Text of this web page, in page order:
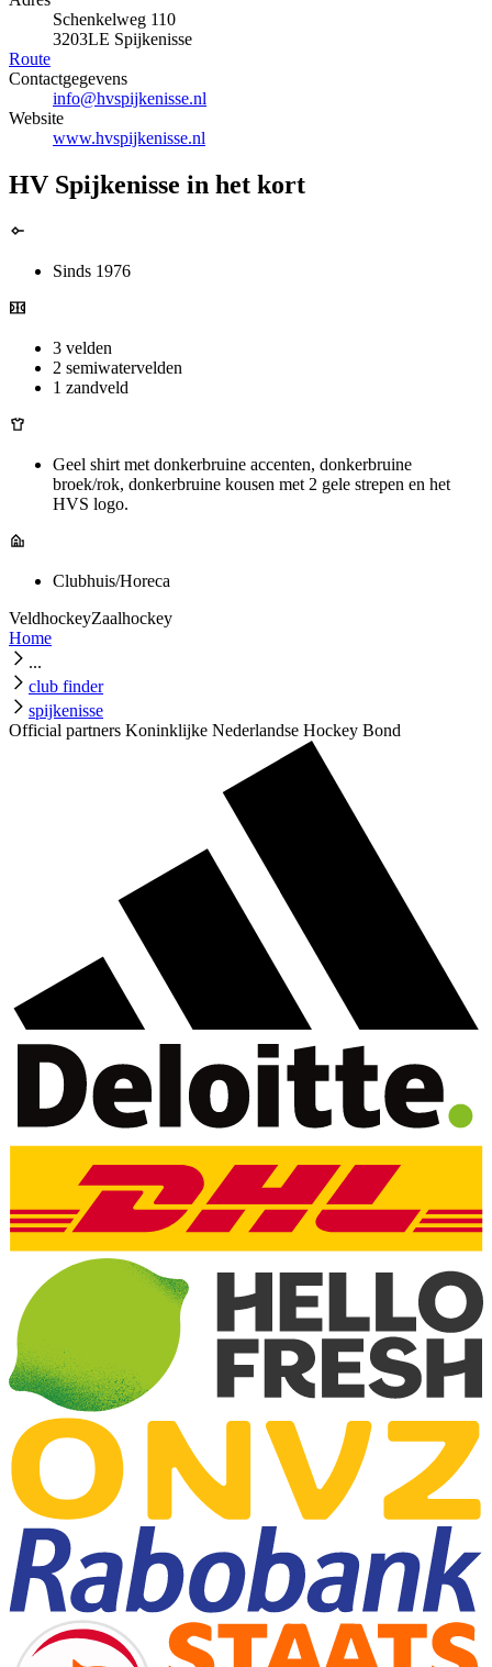
Schenkelweg 110
3203LE Spijkenisse
Route
Contactgegevens
info@hvspijkenisse.nl
Website
www.hvspijkenisse.nl
HV Spijkenisse in het kort
Sinds 1976
3 velden
2 semiwatervelden
1 zandveld
Geel shirt met donkerbruine accenten, donkerbruine
broek/rok, donkerbruine kousen met 2 gele strepen en het
HVS logo.
Clubhuis/Horeca
VeldhockeyZaalhockey
Home
...
club finder
spijkenisse
Official partners Koninklijke Nederlandse Hockey Bond